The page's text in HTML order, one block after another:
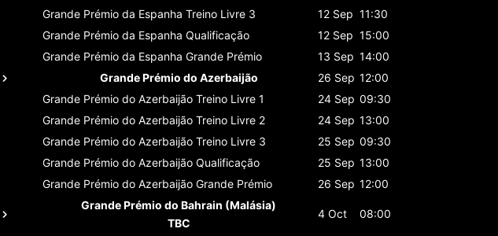
Grande Prémio da Espanha Treino Livre 3 12 Sep 11:30
Grande Prémio da Espanha Qualificação 12 Sep 15:00
Grande Prémio da Espanha Grande Prémio 13 Sep 14:00
Grande Prémio do Azerbaijão
26 Sep 12:00
Grande Prémio do Azerbaijão Treino Livre 1 24 Sep 09:30
Grande Prémio do Azerbaijão Treino Livre 2 24 Sep 13:00
Grande Prémio do Azerbaijão Treino Livre 3 25 Sep 09:30
Grande Prémio do Azerbaijão Qualificação 25 Sep 13:00
Grande Prémio do Azerbaijão Grande Prémio 26 Sep 12:00
Grande Prémio do Bahrain (Malásia)
TBC
4 Oct 08:00